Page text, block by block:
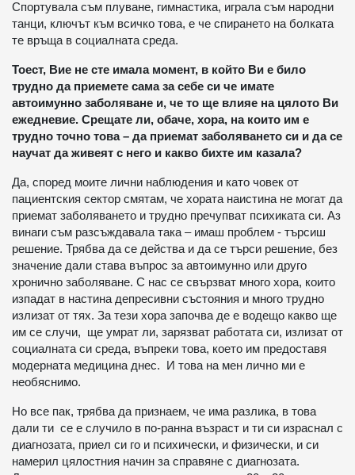
Спортувала съм плуване, гимнастика, играла съм народни
танци, ключът към всичко това, е че спирането на болката
те връща в социалната среда.
Тоест, Вие не сте имала момент, в който Ви е било
трудно да приемете сама за себе си че имате
автоимунно заболяване и, че то ще влияе на цялото Ви
ежедневие. Срещате ли, обаче, хора, на които им е
трудно точно това – да приемат заболяването си и да се
научат да живеят с него и какво бихте им казала?
Да, според моите лични наблюдения и като човек от
пациентския сектор смятам, че хората наистина не могат да
приемат заболяването и трудно пречупват психиката си. Аз
винаги съм разсъждавала така – имаш проблем - търсиш
решение. Трябва да се действа и да се търси решение, без
значение дали става въпрос за автоимунно или друго
хронично заболяване. С нас се свързват много хора, които
изпадат в настина депресивни състояния и много трудно
излизат от тях. За тези хора започва де е водещо какво ще
им се случи, ще умрат ли, зарязват работата си, излизат от
социалната си среда, въпреки това, което им предоставя
модерната медицина днес. И това на мен лично ми е
необяснимо.
Но все пак, трябва да признаем, че има разлика, в това
дали ти се е случило в по-ранна възраст и ти си израснал с
диагнозата, приел си го и психически, и физически, и си
намерил цялостния начин за справяне с диагнозата.